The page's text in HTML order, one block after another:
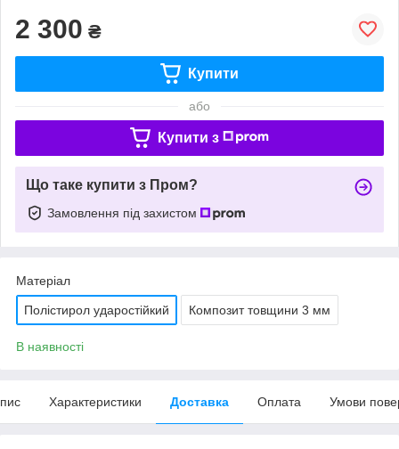
2 300 ₴
Купити
або
Купити з
Що таке купити з Пром?
Замовлення під захистом
Матеріал
Полістирол ударостійкий Композит товщини 3 мм
В наявності
Характеристики Доставка Оплата Умови